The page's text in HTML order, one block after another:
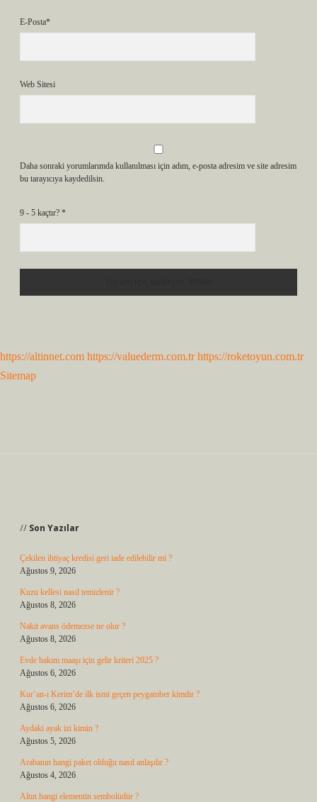
E-Posta*
Web Sitesi
Daha sonraki yorumlarımda kullanılması için adım, e-posta adresim ve site adresim
bu tarayıcıya kaydedilsin.
9 - 5 kaçtır? *
https://altinnet.com https://valuederm.com.tr https://roketoyun.com.tr
Sitemap
Son Yazılar
Çekilen ihtiyaç kredisi geri iade edilebilir mi ?
Ağustos 9, 2026
Kuzu kellesi nasıl temizlenir ?
Ağustos 8, 2026
Nakit avans ödemezse ne olur ?
Ağustos 8, 2026
Evde bakım maaşı için gelir kriteri 2025 ?
Ağustos 6, 2026
Kur’an-ı Kerim’de ilk ismi geçen peygamber kimdir ?
Ağustos 6, 2026
Aydaki ayak izi kimin ?
Ağustos 5, 2026
Arabanın hangi paket olduğu nasıl anlaşılır ?
Ağustos 4, 2026
Altın hangi elementin sembolüdür ?